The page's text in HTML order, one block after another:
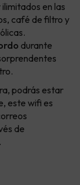
en las
café de filtro y
durante
podrás estar
este wifi es
de